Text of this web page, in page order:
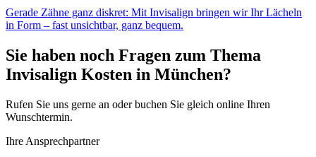
Gerade Zähne ganz diskret: Mit Invisalign bringen wir Ihr Lächeln
in Form – fast unsichtbar, ganz bequem.
Sie haben noch Fragen zum Thema
Invisalign Kosten in München?
Rufen Sie uns gerne an oder buchen Sie gleich online Ihren
Wunschtermin.
Ihre Ansprechpartner